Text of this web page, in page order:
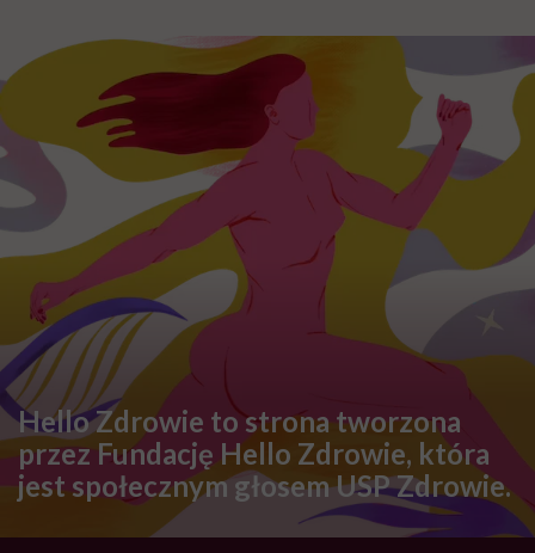
Hello Zdrowie to strona tworzona
przez Fundację Hello Zdrowie, która
jest społecznym głosem USP Zdrowie.